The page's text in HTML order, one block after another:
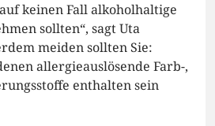
keinen Fall alkoholhaltige
sollten“, sagt Uta
meiden sollten Sie:
allergieauslösende Farb-,
enthalten sein